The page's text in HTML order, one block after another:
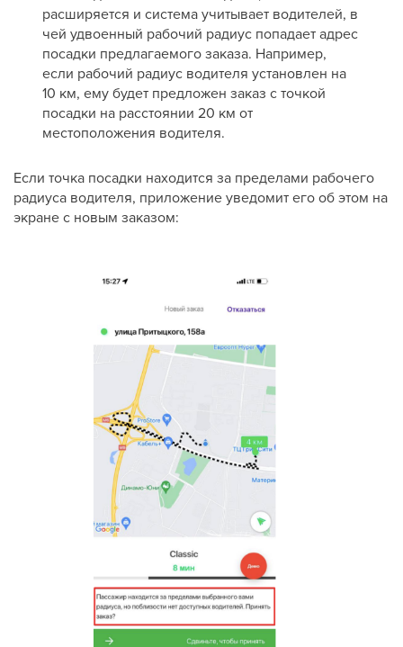
расширяется и система учитывает водителей, в
чей удвоенный рабочий радиус попадает адрес
посадки предлагаемого заказа. Например,
если рабочий радиус водителя установлен на
10 км, ему будет предложен заказ с точкой
посадки на расстоянии 20 км от
местоположения водителя.
Если точка посадки находится за пределами рабочего
радиуса водителя, приложение уведомит его об этом на
экране с новым заказом: